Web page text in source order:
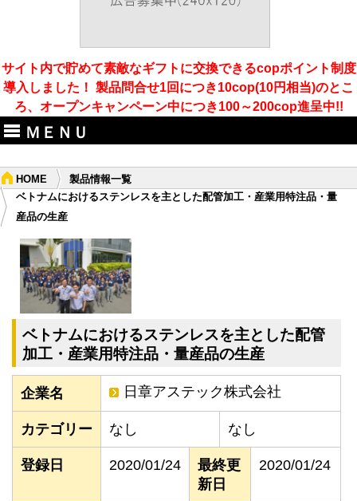
サイト内で貯めて素敵なギフトに交換できるcopポイント制度
導入しました！ 製品問合せ1回につき10cop(10円相当)のとこ
ろ、オープンキャンペーン中につき100～200cop進呈中!!
ＭＥＮＵ
HOME
製品情報一覧
ベトナムにおけるステンレスを主とした配管加工・産業用特注品・量
産品の生産
ベトナムにおけるステンレスを主とした配管
加工・産業用特注品・量産品の生産
企業名 日章アステック株式会社
カテゴリー なし なし
登録日 2020/01/24
最終更
新日
2020/01/24